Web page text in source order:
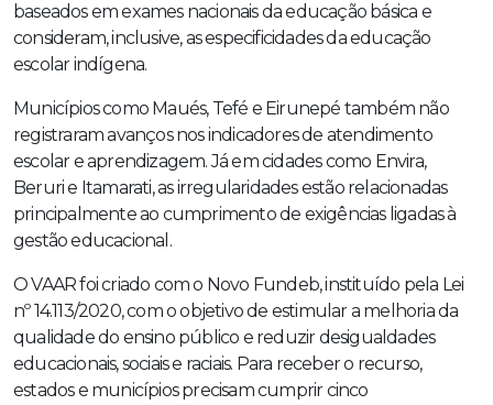
baseados em exames nacionais da educação básica e
consideram, inclusive, as especificidades da educação
escolar indígena.
Municípios como Maués, Tefé e Eirunepé também não
registraram avanços nos indicadores de atendimento
escolar e aprendizagem. Já em cidades como Envira,
Beruri e Itamarati, as irregularidades estão relacionadas
principalmente ao cumprimento de exigências ligadas à
gestão educacional.
O VAAR foi criado com o Novo Fundeb, instituído pela Lei
nº 14.113/2020, com o objetivo de estimular a melhoria da
qualidade do ensino público e reduzir desigualdades
educacionais, sociais e raciais. Para receber o recurso,
estados e municípios precisam cumprir cinco